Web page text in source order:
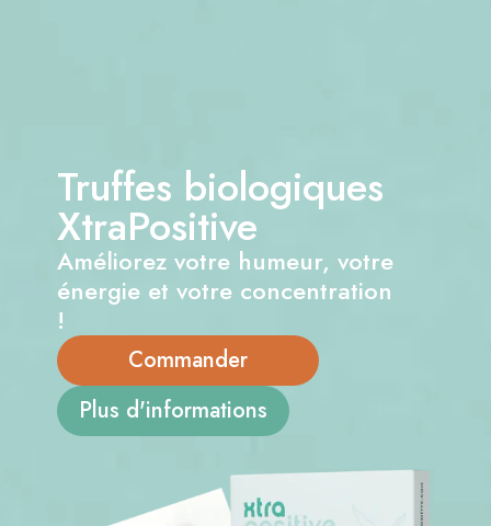
Truffes biologiques
XtraPositive
Améliorez votre humeur, votre
énergie et votre concentration
!
Commander
Plus d'informations